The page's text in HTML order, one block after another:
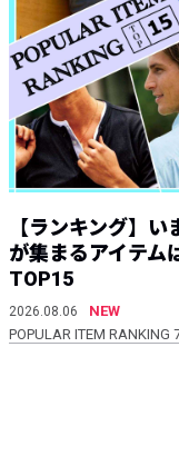
【ランキング】
が集まるアイテム
TOP15
2026.08.06
NEW
POPULAR ITEM